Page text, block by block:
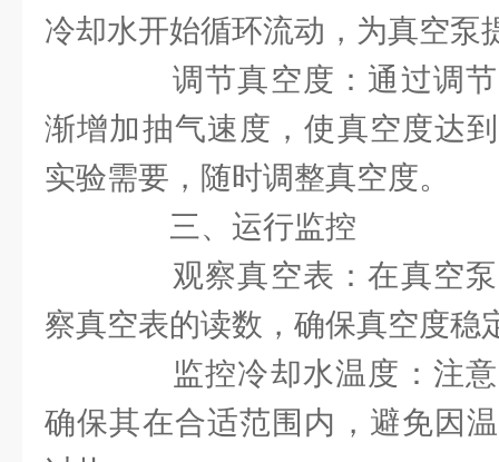
冷却水开始循环流动，为真空泵
调节真空度：通过调节
渐增加抽气速度，使真空度达
实验需要，随时调整真空度。
三、运行监控
观察真空表：在真空泵
察真空表的读数，确保真空度稳
监控冷却水温度：注意
确保其在合适范围内，避免因